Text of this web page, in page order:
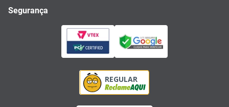
Segurança